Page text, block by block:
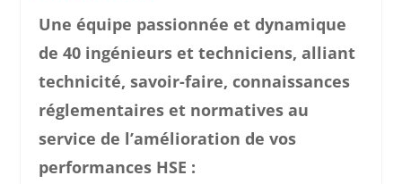
Une équipe passionnée et dynamique
de 40 ingénieurs et techniciens, alliant
technicité, savoir-faire, connaissances
réglementaires et normatives au
service de l’amélioration de vos
performances HSE :